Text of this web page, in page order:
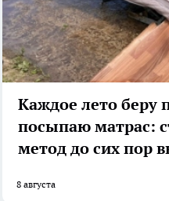
Каждое лето беру
посыпаю матрас:
метод до сих пор
8 августа